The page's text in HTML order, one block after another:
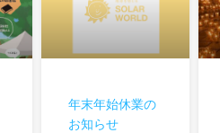
年末年始休業の
お知らせ